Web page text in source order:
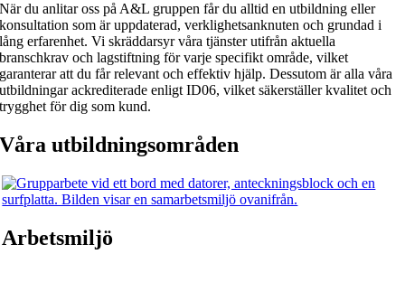
När du anlitar oss på A&L gruppen får du alltid en utbildning eller
konsultation som är uppdaterad, verklighetsanknuten och grundad i
lång erfarenhet. Vi skräddarsyr våra tjänster utifrån aktuella
branschkrav och lagstiftning för varje specifikt område, vilket
garanterar att du får relevant och effektiv hjälp. Dessutom är alla våra
utbildningar ackrediterade enligt ID06, vilket säkerställer kvalitet och
trygghet för dig som kund.
Våra utbildningsområden
Arbetsmiljö